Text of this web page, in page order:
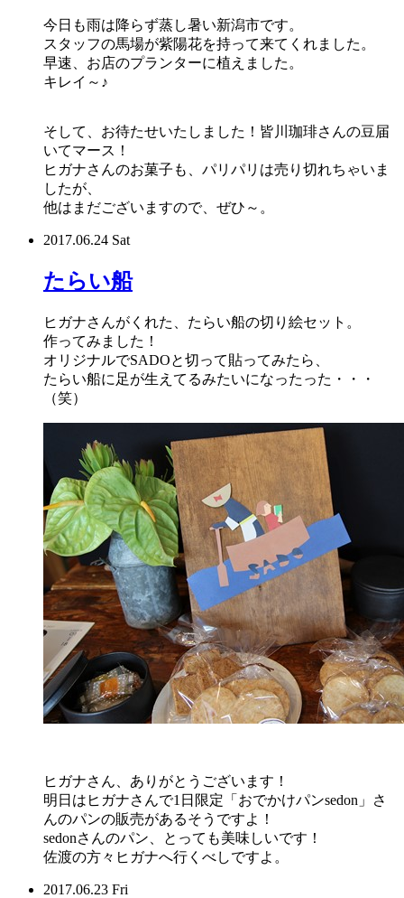
今日も雨は降らず蒸し暑い新潟市です。
スタッフの馬場が紫陽花を持って来てくれました。
早速、お店のプランターに植えました。
キレイ～♪
そして、お待たせいたしました！皆川珈琲さんの豆届
いてマース！
ヒガナさんのお菓子も、パリパリは売り切れちゃいま
したが、
他はまだございますので、ぜひ～。
2017.06.24 Sat
たらい船
ヒガナさんがくれた、たらい船の切り絵セット。
作ってみました！
オリジナルでSADOと切って貼ってみたら、
たらい船に足が生えてるみたいになったった・・・
（笑）
ヒガナさん、ありがとうございます！
明日はヒガナさんで1日限定「おでかけパンsedon」さ
んのパンの販売があるそうですよ！
sedonさんのパン、とっても美味しいです！
佐渡の方々ヒガナへ行くべしですよ。
2017.06.23 Fri